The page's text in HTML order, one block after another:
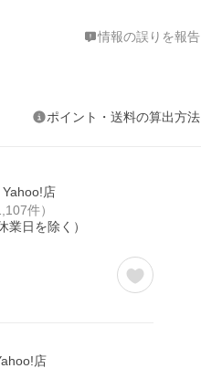
情報の誤りを報告
ポイント・送料の算出方法
店
件）
業日を除く）
店